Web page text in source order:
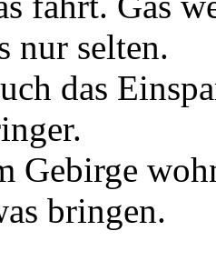
nur selten.
das
Gebirge
bringen.